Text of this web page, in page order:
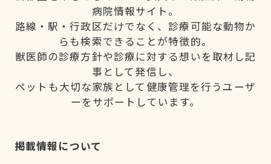
病院情報サイト。
路線・駅・行政区だけでなく、診療可能な動物か
らも検索できることが特徴的。
獣医師の診療方針や診療に対する想いを取材し記
事として発信し、
ペットも大切な家族として健康管理を行うユーザ
ーをサポートしています。
掲載情報について